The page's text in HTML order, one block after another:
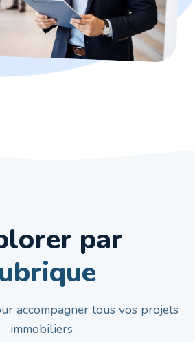
par
accompagner tous vos projets
immobiliers